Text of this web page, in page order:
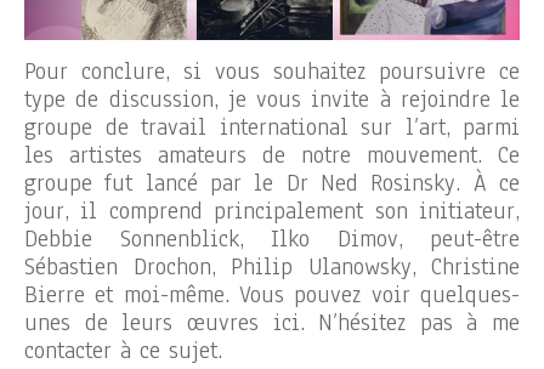
Pour conclure, si vous souhaitez poursuivre ce
type de discussion, je vous invite à rejoindre le
groupe de travail international sur l’art, parmi
les artistes amateurs de notre mouvement. Ce
groupe fut lancé par le Dr Ned Rosinsky. À ce
jour, il comprend principalement son initiateur,
Debbie Sonnenblick, Ilko Dimov, peut-être
Sébastien Drochon, Philip Ulanowsky, Christine
Bierre et moi-même. Vous pouvez voir quelques-
unes de leurs œuvres ici. N’hésitez pas à me
contacter à ce sujet.